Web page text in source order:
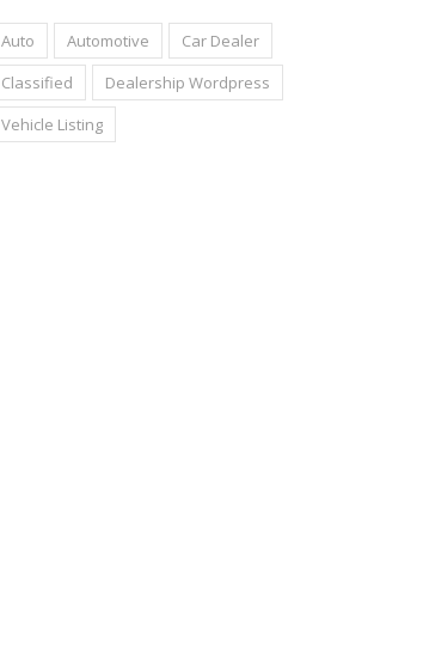
Auto Automotive
Car Dealer
Classified
Dealership Wordpress
Vehicle Listing